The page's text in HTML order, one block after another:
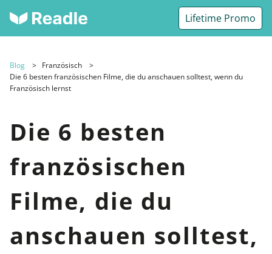
Lifetime Promo
Blog
Französisch
Die 6 besten französischen Filme, die du anschauen solltest, wenn du
Französisch lernst
Die 6 besten
französischen
Filme, die du
anschauen solltest,